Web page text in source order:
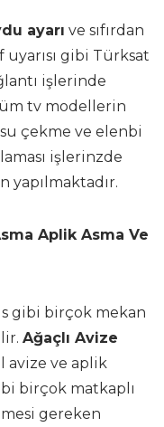
ayarı ve sıfırdan
gibi Türksat
işlerinde
tv modellerin
çekme ve elenbi
işlerinzde
yapılmaktadır.
Aplik Asma Ve
gibi birçok mekan
Ağaçlı Avize
avize ve aplik
birçok matkaplı
gereken